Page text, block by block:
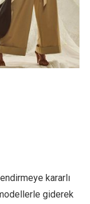
kararlı
giderek